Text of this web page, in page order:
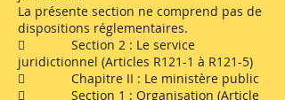
La présente section ne comprend pas de
dispositions réglementaires.
 Section 2 : Le service
juridictionnel (Articles R121-1 à R121-5)
 Chapitre II : Le ministère public
 Section 1 : Organisation (Article